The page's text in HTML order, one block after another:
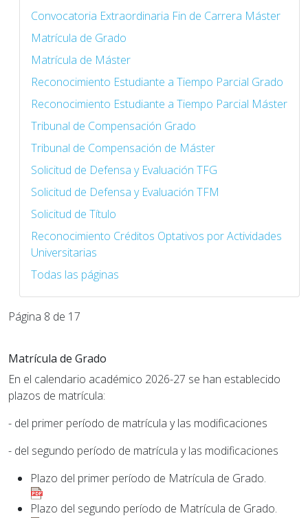
Convocatoria Extraordinaria Fin de Carrera Máster
Matrícula de Grado
Matrícula de Máster
Reconocimiento Estudiante a Tiempo Parcial Grado
Reconocimiento Estudiante a Tiempo Parcial Máster
Tribunal de Compensación Grado
Tribunal de Compensación de Máster
Solicitud de Defensa y Evaluación TFG
Solicitud de Defensa y Evaluación TFM
Solicitud de Título
Reconocimiento Créditos Optativos por Actividades
Universitarias
Todas las páginas
Página 8 de 17
Matrícula de Grado
En el calendario académico 2026-27 se han establecido
plazos de matrícula:
- del primer período de matrícula y las modificaciones
- del segundo período de matrícula y las modificaciones
Plazo del primer período de Matrícula de Grado.
Plazo del segundo período de Matrícula de Grado.